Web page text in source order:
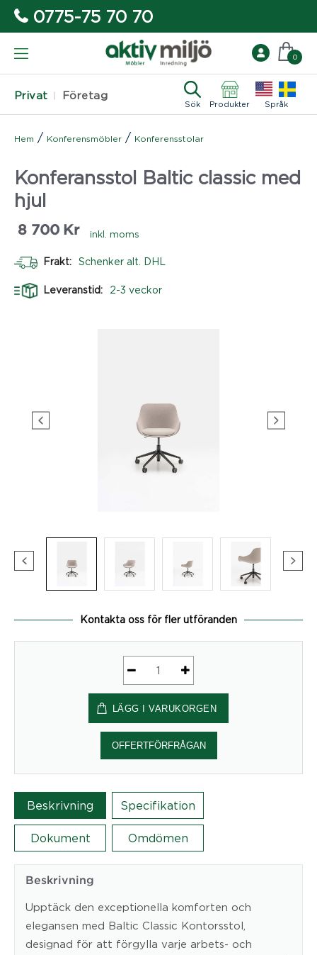
0775-75 70 70
Privat Företag
Sök Produkter Språk
0
Hem / Konferensmöbler / Konferensstolar
Konferansstol Baltic classic med
hjul
8 700 Kr inkl. moms
Frakt: Schenker alt. DHL
Leveranstid: 2-3 veckor
Kontakta oss för fler utföranden
Konferansstol
Baltic
classic
med
hjul
mängd
LÄGG I VARUKORGEN
OFFERTFÖRFRÅGAN
Beskrivning Specifikation
Dokument Omdömen
Beskrivning
Upptäck den exceptionella komforten och
elegansen med Baltic Classic Kontorsstol,
designad för att förgylla varje arbets- och